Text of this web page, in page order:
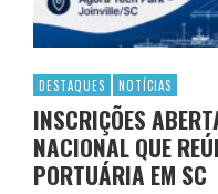
DESTAQUES NOTÍCIAS
INSCRIÇÕES
NACIONAL QUE
PORTUÁRIA EM SC